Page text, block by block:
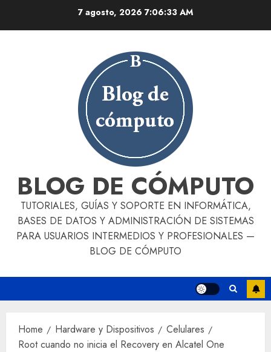
7 agosto, 2026 7:06:34 AM
BLOG DE CÓMPUTO
TUTORIALES, GUÍAS Y SOPORTE EN INFORMÁTICA,
BASES DE DATOS Y ADMINISTRACIÓN DE SISTEMAS
PARA USUARIOS INTERMEDIOS Y PROFESIONALES —
BLOG DE CÓMPUTO
Home Hardware y Dispositivos
Celulares
Root cuando no inicia el Recovery en Alcatel One